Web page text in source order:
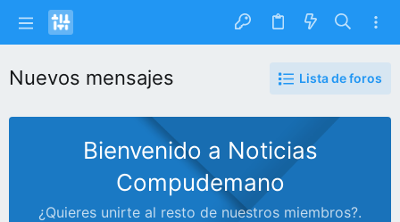
Nuevos mensajes Lista de foros
Bienvenido a Noticias
Compudemano
¿Quieres unirte al resto de nuestros miembros?.